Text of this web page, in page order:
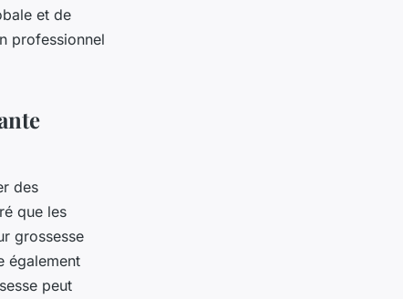
et de
professionnel
des
que les
grossesse
également
peut